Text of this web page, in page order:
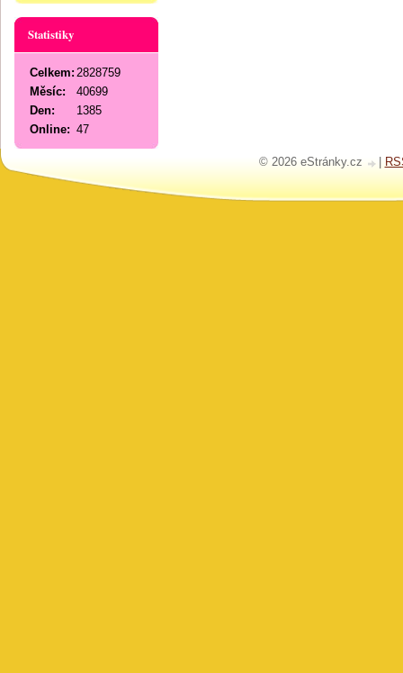
Statistiky
Online: 47
Celkem: 2828759
Měsíc:
40699
Den:
1385
© 2026 eStránky.cz